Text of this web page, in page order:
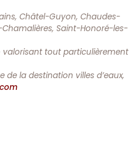
Châtel-Guyon, Chaudes-
Saint-Honoré-les-
valorisant tout particulièrement
de la destination villes d’eaux,